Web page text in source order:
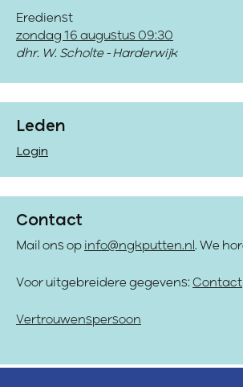
Eredienst
zondag 16 augustus 09:30
dhr. W. Scholte - Harderwijk
Leden
Login
Contact
Mail ons op info@ngkputten.nl . We
Voor uitgebreidere gegevens:
Vertrouwenspersoon